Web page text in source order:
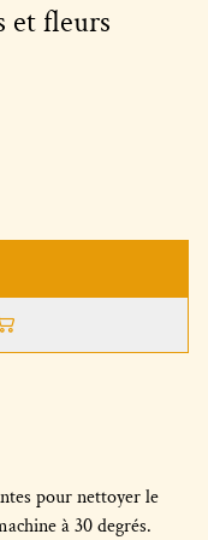
et fleurs
pour nettoyer le
à 30 degrés.